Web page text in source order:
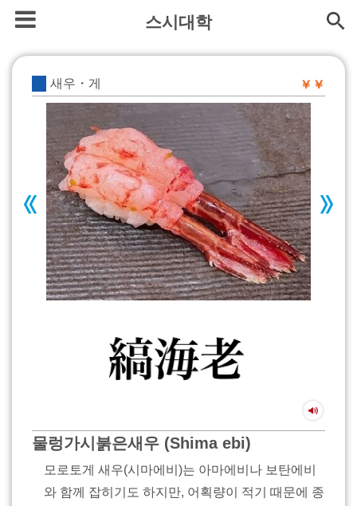
스시대학
새우・게
물렁가시붉은새우 (Shima ebi)
모로토게 새우(시마에비)는 아마에비나 보탄에비
와 함께 잡히기도 하지만, 어획량이 적기 때문에 종